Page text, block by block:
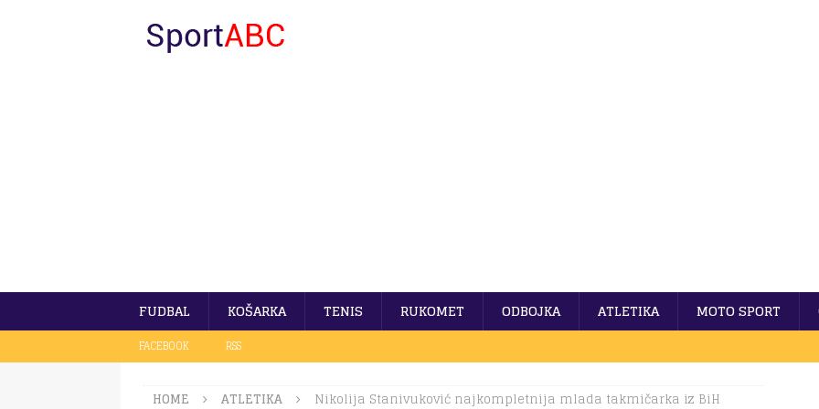
FUDBAL KOŠARKA TENIS RUKOMET ODBOJKA ATLETIKA MOTO SPORT
FACEBOOK RSS
HOME ATLETIKA Nikolija Stanivuković najkompletnija mlada takmičarka iz BiH